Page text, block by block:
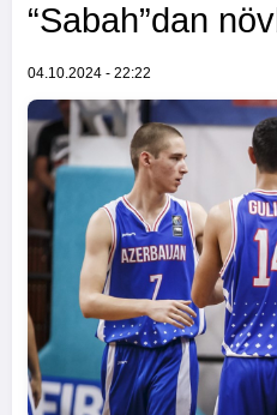
“Sabah”dan
04.10.2024 - 22:22